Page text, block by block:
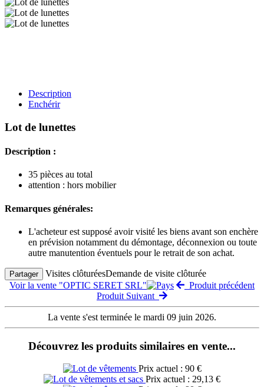
Description
Enchérir
Lot de lunettes
Description :
35 pièces au total
attention : hors mobilier
Remarques générales:
L'acheteur est supposé avoir visité les biens avant son enchère
en prévision notamment du démontage, déconnexion ou toute
autre manutention éventuels pour le retrait de son achat.
Partager Visites clôturéesDemande de visite clôturée
Voir la vente "OPTIC SERET SRL"
Produit précédent
Produit Suivant
La vente s'est terminée le mardi 09 juin 2026.
Découvrez les produits similaires en vente...
Prix actuel : 90 €
Prix actuel : 29,13 €